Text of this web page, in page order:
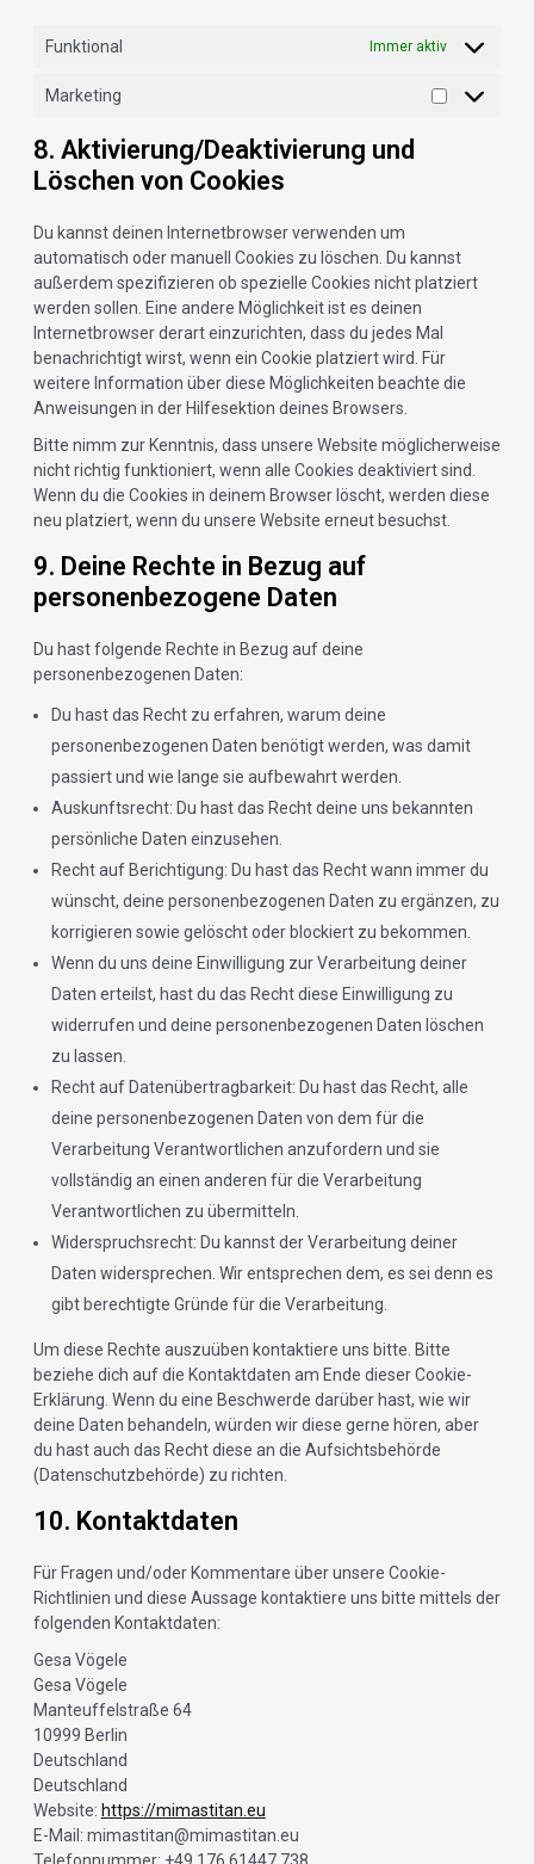
Funktional Immer aktiv
Marketing
8. Aktivierung/Deaktivierung und
Löschen von Cookies
Du kannst deinen Internetbrowser verwenden um
automatisch oder manuell Cookies zu löschen. Du kannst
außerdem spezifizieren ob spezielle Cookies nicht platziert
werden sollen. Eine andere Möglichkeit ist es deinen
Internetbrowser derart einzurichten, dass du jedes Mal
benachrichtigt wirst, wenn ein Cookie platziert wird. Für
weitere Information über diese Möglichkeiten beachte die
Anweisungen in der Hilfesektion deines Browsers.
Bitte nimm zur Kenntnis, dass unsere Website möglicherweise
nicht richtig funktioniert, wenn alle Cookies deaktiviert sind.
Wenn du die Cookies in deinem Browser löscht, werden diese
neu platziert, wenn du unsere Website erneut besuchst.
9. Deine Rechte in Bezug auf
personenbezogene Daten
Du hast folgende Rechte in Bezug auf deine
personenbezogenen Daten:
Du hast das Recht zu erfahren, warum deine
personenbezogenen Daten benötigt werden, was damit
passiert und wie lange sie aufbewahrt werden.
Auskunftsrecht: Du hast das Recht deine uns bekannten
persönliche Daten einzusehen.
Recht auf Berichtigung: Du hast das Recht wann immer du
wünscht, deine personenbezogenen Daten zu ergänzen, zu
korrigieren sowie gelöscht oder blockiert zu bekommen.
Wenn du uns deine Einwilligung zur Verarbeitung deiner
Daten erteilst, hast du das Recht diese Einwilligung zu
widerrufen und deine personenbezogenen Daten löschen
zu lassen.
Recht auf Datenübertragbarkeit: Du hast das Recht, alle
deine personenbezogenen Daten von dem für die
Verarbeitung Verantwortlichen anzufordern und sie
vollständig an einen anderen für die Verarbeitung
Verantwortlichen zu übermitteln.
Widerspruchsrecht: Du kannst der Verarbeitung deiner
Daten widersprechen. Wir entsprechen dem, es sei denn es
gibt berechtigte Gründe für die Verarbeitung.
Um diese Rechte auszuüben kontaktiere uns bitte. Bitte
beziehe dich auf die Kontaktdaten am Ende dieser Cookie-
Erklärung. Wenn du eine Beschwerde darüber hast, wie wir
deine Daten behandeln, würden wir diese gerne hören, aber
du hast auch das Recht diese an die Aufsichtsbehörde
(Datenschutzbehörde) zu richten.
10. Kontaktdaten
Für Fragen und/oder Kommentare über unsere Cookie-
Richtlinien und diese Aussage kontaktiere uns bitte mittels der
folgenden Kontaktdaten:
Gesa Vögele
Gesa Vögele
Manteuffelstraße 64
10999 Berlin
Deutschland
Deutschland
Website: https://mimastitan.eu
E-Mail: mimastitan@mimastitan.eu